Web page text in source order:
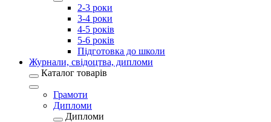
2-3 роки
3-4 роки
4-5 років
5-6 років
Підготовка до школи
Журнали, свідоцтва, дипломи
Каталог товарів
Грамоти
Дипломи
Дипломи